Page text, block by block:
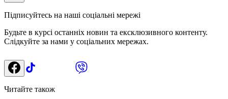
Підписуйтесь на наші соціальні мережі
Будьте в курсі останніх новин та ексклюзивного контенту.
Слідкуйте за нами у соціальних мережах.
Читайте також